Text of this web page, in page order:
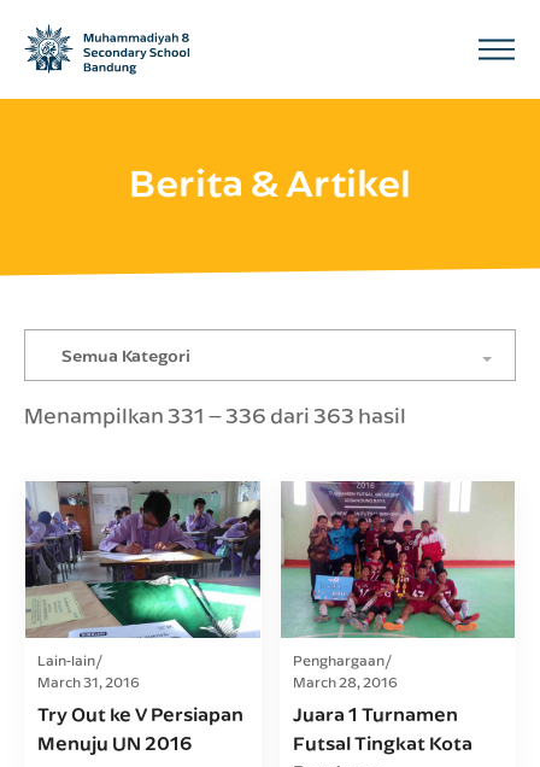
Berita & Artikel
Semua Kategori
Menampilkan 331 – 336 dari 363 hasil
Lain-lain
March 31, 2016
Try Out ke V Persiapan
Menuju UN 2016
Penghargaan
March 28, 2016
Juara 1 Turnamen
Futsal Tingkat Kota